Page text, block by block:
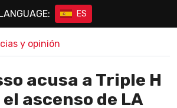
ES
y opinión
acusa a Triple H
ascenso de LA